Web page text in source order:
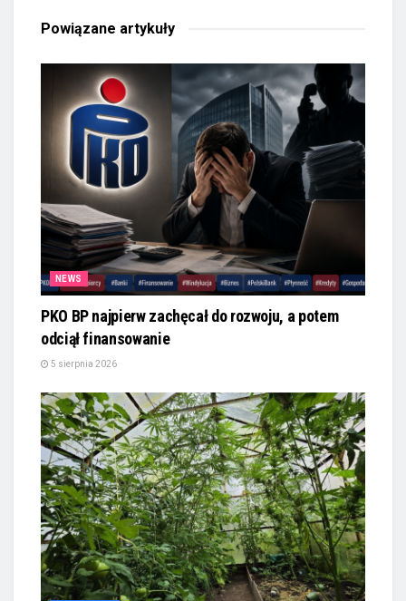
Powiązane artykuły
NEWS
PKO BP najpierw zachęcał do rozwoju, a potem
odciął finansowanie
5 sierpnia 2026